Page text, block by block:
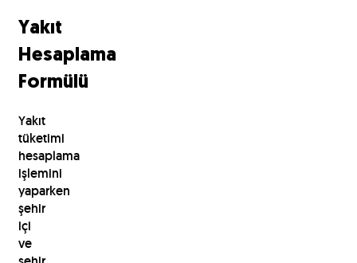
Yakıt
Hesaplama
Formülü
Yakıt
tüketimi
hesaplama
işlemini
yaparken
şehir
içi
ve